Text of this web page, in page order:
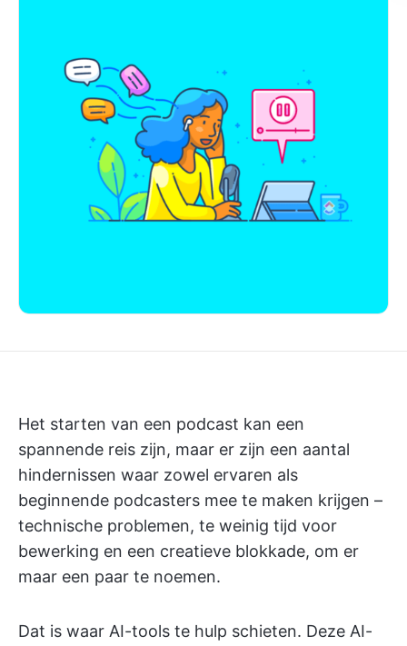
Het starten van een podcast kan een
spannende reis zijn, maar er zijn een aantal
hindernissen waar zowel ervaren als
beginnende podcasters mee te maken krijgen –
technische problemen, te weinig tijd voor
bewerking en een creatieve blokkade, om er
maar een paar te noemen.
Dat is waar AI-tools te hulp schieten. Deze AI-